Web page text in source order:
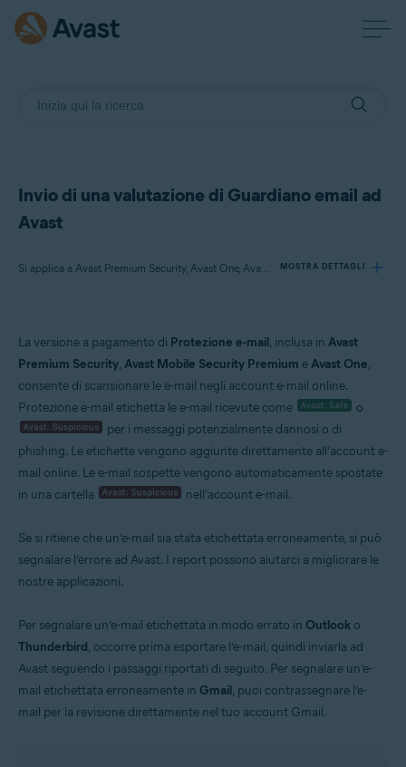
Invio di una valutazione di Guardiano email ad
Avast
Si applica a Avast Premium Security, Avast One, Avast Mobile Security Premium MOSTRA DETTAGLI
Prodotti:
Avast Premium Security
Avast Mobile Security Premium
Sistemi operativi:
Windows, macOS, Android e iOS
La versione a pagamento di Protezione e-mail, inclusa in Avast
Premium Security, Avast Mobile Security Premium eAvast One,
consente di scansionare le e-mail negli account e-mail online.
Protezione e-mail etichetta le e-mail ricevute come
o
per i messaggi potenzialmente dannosi o di
phishing. Le etichette vengono aggiunte direttamente all’account e-
mail online. Le e-mail sospette vengono automaticamente spostate
in una cartella
nell’account e-mail.
Se si ritiene che un’e-mail sia stata etichettata erroneamente, si può
segnalare l’errore ad Avast. I report possono aiutarci a migliorare le
nostre applicazioni.
Per segnalare un’e-mail etichettata in modo errato in Outlook o
Thunderbird, occorre prima esportare l’e-mail, quindi inviarla ad
Avast seguendo i passaggi riportati di seguito. Per segnalare un’e-
mail etichettata erroneamente in Gmail, puoi contrassegnare l’e-
mail per la revisione direttamente nel tuo account Gmail.